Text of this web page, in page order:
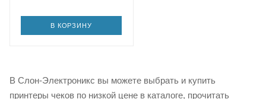
В КОРЗИНУ
В Слон-Электроникс вы можете выбрать и купить
принтеры чеков по низкой цене в каталоге, прочитать